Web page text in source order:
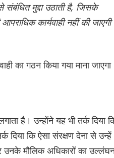
मुद्दा उठाती है, जिसके
कार्यवाही नहीं की जाएगी
का गठन किया गया माना
है। उन्होंने यह भी तर्क दिया
दिया कि ऐसा संरक्षण देना से उन्हें
मौलिक अधिकारों का